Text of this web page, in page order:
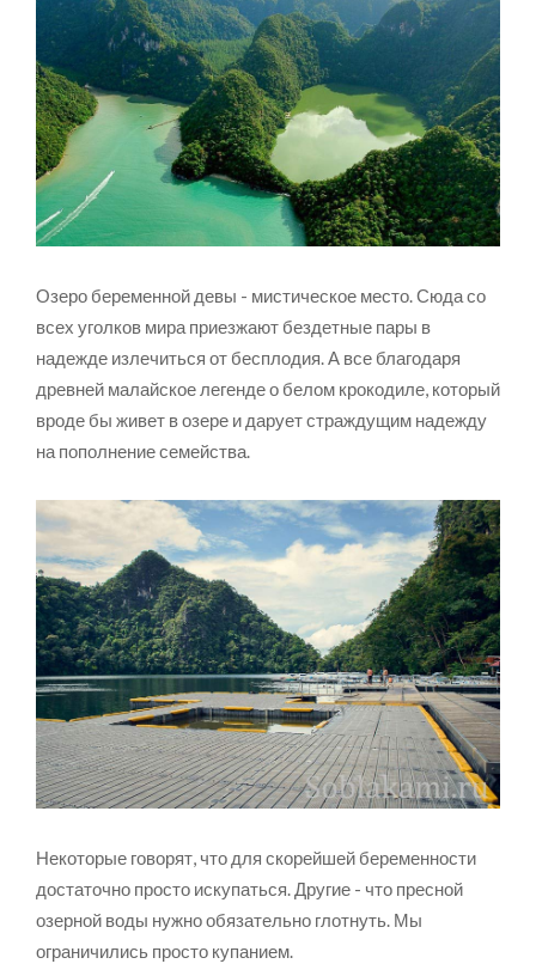
Озеро беременной девы - мистическое место. Сюда со
всех уголков мира приезжают бездетные пары в
надежде излечиться от бесплодия. А все благодаря
древней малайское легенде о белом крокодиле, который
вроде бы живет в озере и дарует страждущим надежду
на пополнение семейства.
Некоторые говорят, что для скорейшей беременности
достаточно просто искупаться. Другие - что пресной
озерной воды нужно обязательно глотнуть. Мы
ограничились просто купанием.